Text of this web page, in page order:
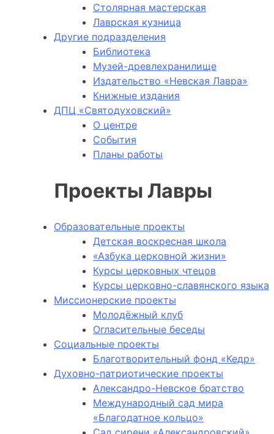
Столярная мастерская
Лаврская кузница
Другие подразделения
Библиотека
Музей-древлехранилище
Издательство «Невская Лавра»
Книжные издания
ДПЦ «Святодуховский»
О центре
События
Планы работы
Проекты Лавры
Образовательные проекты
Детская воскресная школа
«Азбука церковной жизни»
Курсы церковных чтецов
Курсы церковно-славянского языка
Миссионерские проекты
Молодёжный клуб
Огласительные беседы
Социальные проекты
Благотворительный фонд «Кедр»
Духовно-патриотические проекты
Александро-Невское братство
Международный сад мира
«Благодатное кольцо»